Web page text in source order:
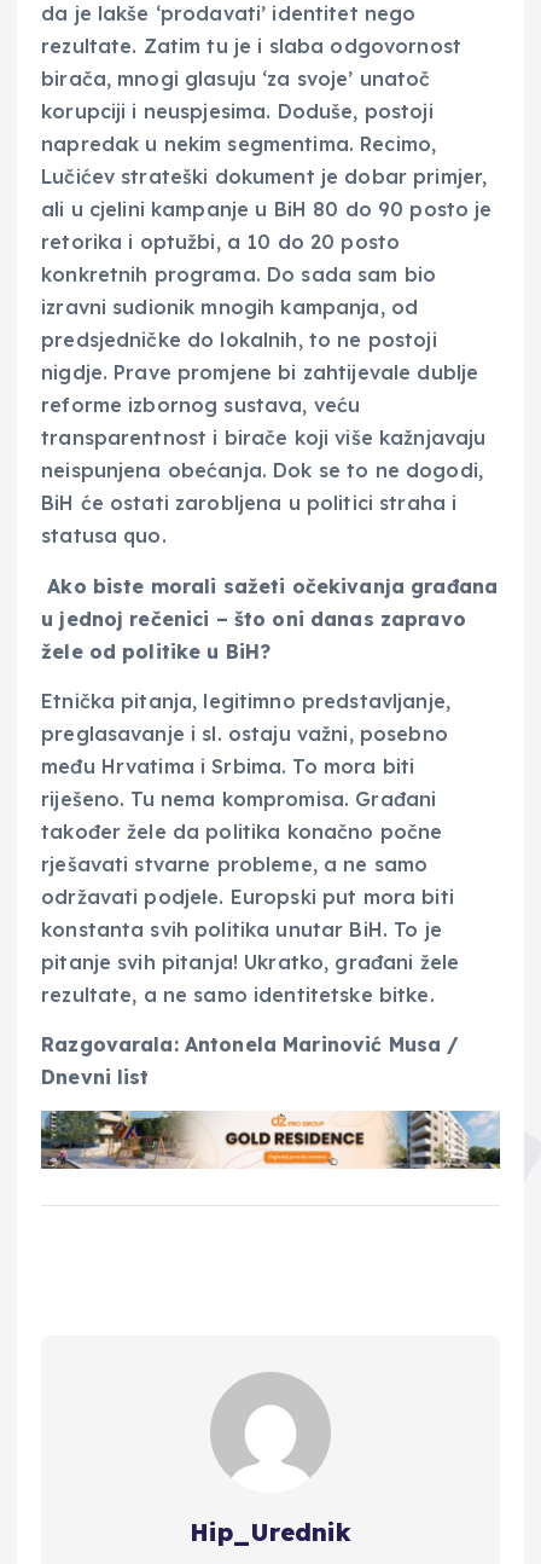
da je lakše ‘prodavati’ identitet nego
rezultate. Zatim tu je i slaba odgovornost
birača, mnogi glasuju ‘za svoje’ unatoč
korupciji i neuspjesima. Doduše, postoji
napredak u nekim segmentima. Recimo,
Lučićev strateški dokument je dobar primjer,
ali u cjelini kampanje u BiH 80 do 90 posto je
retorika i optužbi, a 10 do 20 posto
konkretnih programa. Do sada sam bio
izravni sudionik mnogih kampanja, od
predsjedničke do lokalnih, to ne postoji
nigdje. Prave promjene bi zahtijevale dublje
reforme izbornog sustava, veću
transparentnost i birače koji više kažnjavaju
neispunjena obećanja. Dok se to ne dogodi,
BiH će ostati zarobljena u politici straha i
statusa quo.
Ako biste morali sažeti očekivanja građana
u jednoj rečenici – što oni danas zapravo
žele od politike u BiH?
Etnička pitanja, legitimno predstavljanje,
preglasavanje i sl. ostaju važni, posebno
među Hrvatima i Srbima. To mora biti
riješeno. Tu nema kompromisa. Građani
također žele da politika konačno počne
rješavati stvarne probleme, a ne samo
održavati podjele. Europski put mora biti
konstanta svih politika unutar BiH. To je
pitanje svih pitanja! Ukratko, građani žele
rezultate, a ne samo identitetske bitke.
Razgovarala: Antonela Marinović Musa /
Dnevni list
Hip_Urednik